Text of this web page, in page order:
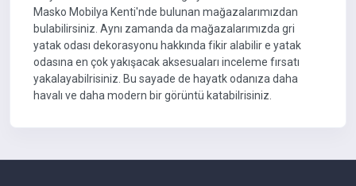
Masko Mobilya Kenti'nde bulunan mağazalarımızdan
bulabilirsiniz. Aynı zamanda da mağazalarımızda gri
yatak odası dekorasyonu hakkında fikir alabilir e yatak
odasına en çok yakışacak aksesuaları inceleme fırsatı
yakalayabilrisiniz. Bu sayade de hayatk odanıza daha
havalı ve daha modern bir görüntü katabilrisiniz.